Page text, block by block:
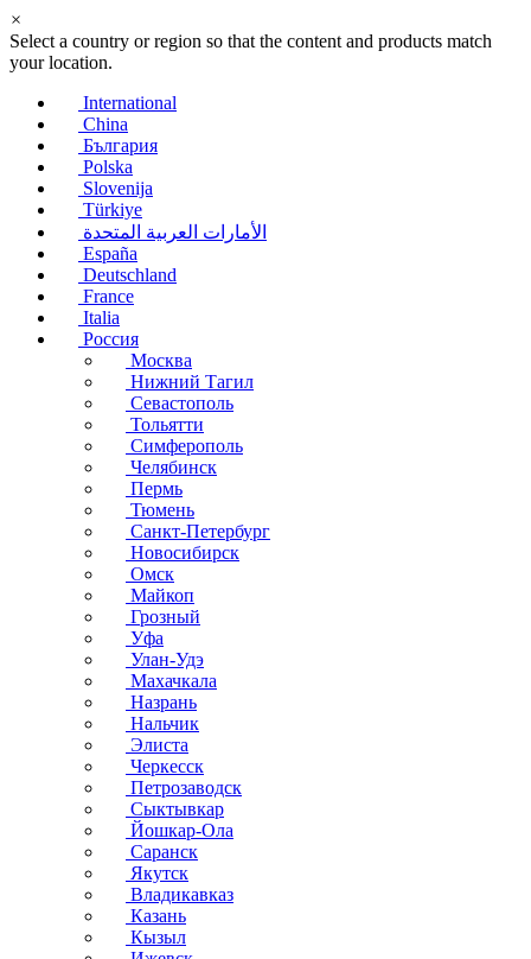
×
Select a country or region so that the content and products match
your location.
International
China
България
Polska
Slovenija
Türkiye
الأمارات العربية المتحدة
España
Deutschland
France
Italia
Россия
Москва
Нижний Тагил
Севастополь
Тольятти
Симферополь
Челябинск
Пермь
Тюмень
Санкт-Петербург
Новосибирск
Омск
Майкоп
Грозный
Уфа
Улан-Удэ
Махачкала
Назрань
Нальчик
Элиста
Черкесск
Петрозаводск
Сыктывкар
Йошкар-Ола
Саранск
Якутск
Владикавказ
Казань
Кызыл